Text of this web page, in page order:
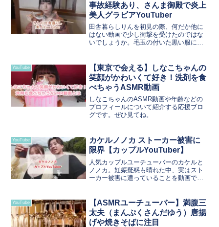
事故経験あり、さんま御殿で炎上
美人グラビアYouTuber
田舎暮らしりんを初見の際、何だか他に
はない動画で少し衝撃を受けたのではな
いでしょうか。毛玉の付いた黒い服に寂
と知りたくなってくることでしょう。田
舎暮らし×若い女性で化学...
YouTube
【東京で会える】しなこちゃんの
笑顔がかわいくて好き！洗剤を食
べちゃうASMR動画
しなこちゃんのASMR動画や年齢などの
プロフィールについて紹介する応援ブロ
グです。ぜひ見てね。
YouTube
カケルノノカ ストーカー被害に
限界【カップルYouTuber】
人気カップルユーチューバーのカケルと
ノノカ。妊娠疑惑も晴れた中、実はスト
ーカー被害に遭っていることを動画で告
YouTube
【ASMRユーチューバー】満腹三
太夫（まんぷくさんだゆう）唐揚
げや焼きそばに注目